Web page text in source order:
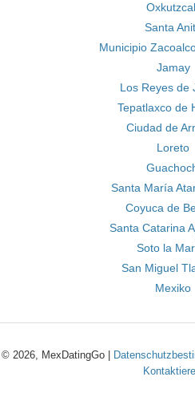
Santa
Municipio
Jamay
Los Reyes de
Tepatlaxco de
Ciudad de
Loreto
Santa María
Coyuca de
Santa Catarina
Soto la
San Miguel
Mexiko
© 2026, MexDatingGo |